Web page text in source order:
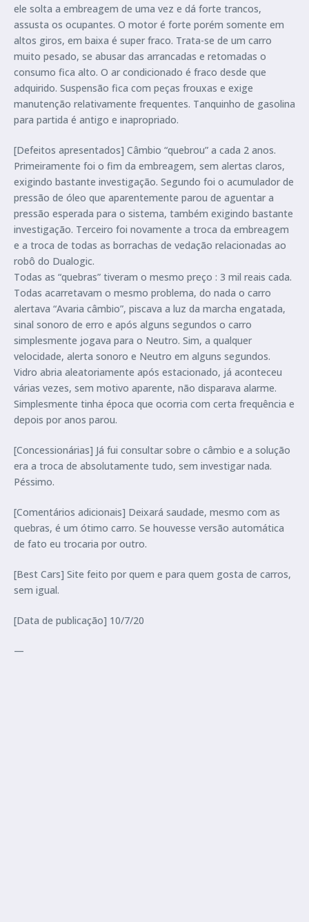
ele solta a embreagem de uma vez e dá forte trancos,
assusta os ocupantes. O motor é forte porém somente em
altos giros, em baixa é super fraco. Trata-se de um carro
muito pesado, se abusar das arrancadas e retomadas o
consumo fica alto. O ar condicionado é fraco desde que
adquirido. Suspensão fica com peças frouxas e exige
manutenção relativamente frequentes. Tanquinho de gasolina
para partida é antigo e inapropriado.
[Defeitos apresentados] Câmbio “quebrou” a cada 2 anos.
Primeiramente foi o fim da embreagem, sem alertas claros,
exigindo bastante investigação. Segundo foi o acumulador de
pressão de óleo que aparentemente parou de aguentar a
pressão esperada para o sistema, também exigindo bastante
investigação. Terceiro foi novamente a troca da embreagem
e a troca de todas as borrachas de vedação relacionadas ao
robô do Dualogic.
Todas as “quebras” tiveram o mesmo preço : 3 mil reais cada.
Todas acarretavam o mesmo problema, do nada o carro
alertava “Avaria câmbio”, piscava a luz da marcha engatada,
sinal sonoro de erro e após alguns segundos o carro
simplesmente jogava para o Neutro. Sim, a qualquer
velocidade, alerta sonoro e Neutro em alguns segundos.
Vidro abria aleatoriamente após estacionado, já aconteceu
várias vezes, sem motivo aparente, não disparava alarme.
Simplesmente tinha época que ocorria com certa frequência e
depois por anos parou.
[Concessionárias] Já fui consultar sobre o câmbio e a solução
era a troca de absolutamente tudo, sem investigar nada.
Péssimo.
[Comentários adicionais] Deixará saudade, mesmo com as
quebras, é um ótimo carro. Se houvesse versão automática
de fato eu trocaria por outro.
[Best Cars] Site feito por quem e para quem gosta de carros,
sem igual.
[Data de publicação] 10/7/20
—